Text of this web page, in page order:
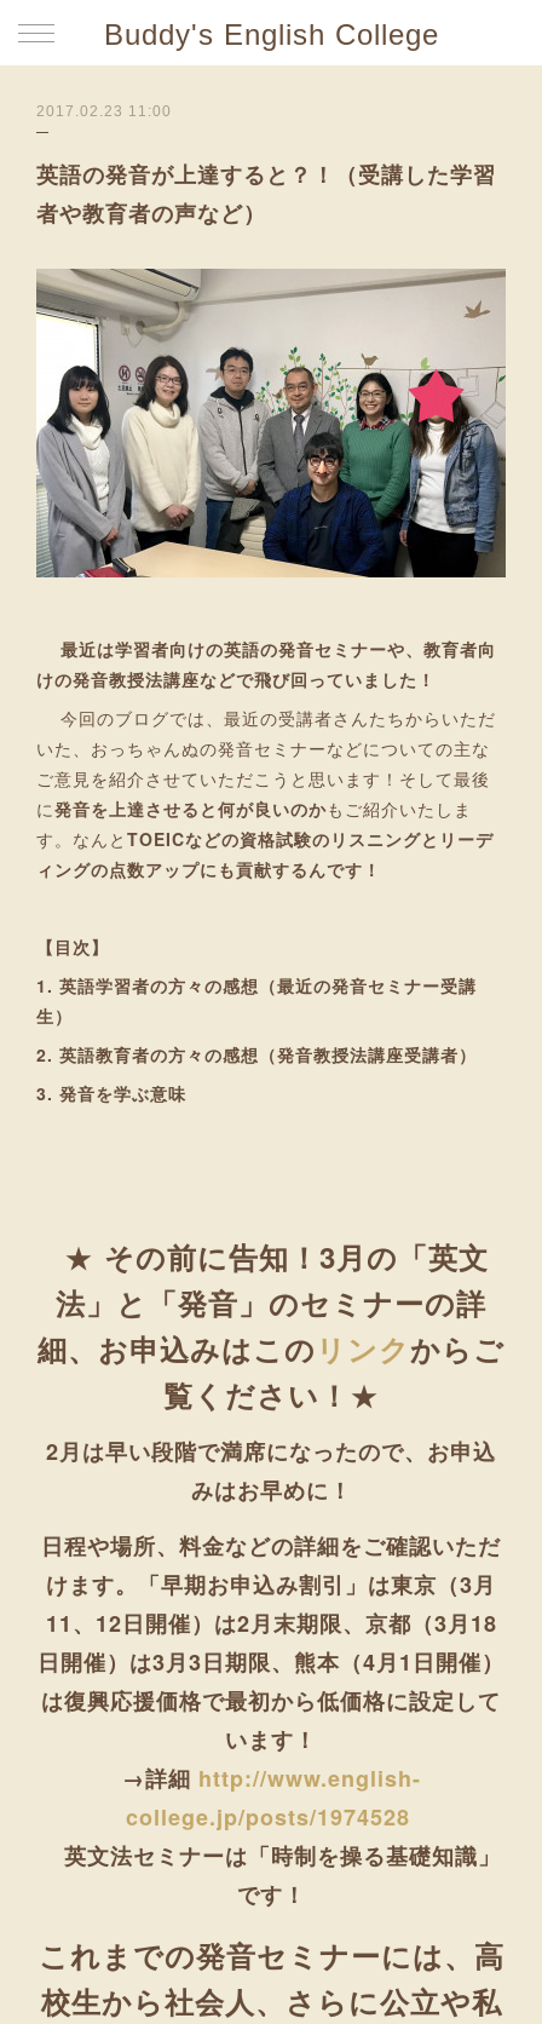
Buddy's English College
2017.02.23 11:00
英語の発音が上達すると？！（受講した学習
者や教育者の声など）
最近は学習者向けの英語の発音セミナーや、教育者向
けの発音教授法講座などで飛び回っていました！
今回のブログでは、最近の受講者さんたちからいただ
いた、おっちゃんぬの発音セミナーなどについての主な
ご意見を紹介させていただこうと思います！そして最後
に発音を上達させると何が良いのかもご紹介いたしま
す。なんと TOEICなどの資格試験のリスニングとリーデ
ィングの点数アップにも貢献するんです！
【目次】
1. 英語学習者の方々の感想（最近の発音セミナー受講
生）
2. 英語教育者の方々の感想（発音教授法講座受講者）
3. 発音を学ぶ意味
★ その前に告知！3月の「英文
法」と「発音」のセミナーの詳
細、お申込みはこの リンクからご
覧ください！ ★
2月は早い段階で満席になったので、お申込
みはお早めに！
日程や場所、料金などの詳細をご確認いただ
けます。「早期お申込み割引」は東京（3月
11、12日開催）は2月末期限、 京都（3月18
日開催）は3月3日期限、 熊本（4月1日開催）
は復興応援価格で最初から低価格に設定して
います！
→詳細 http://www.english-
college.jp/posts/1974528
英文法セミナーは「時制を操る基礎知識」
です！
これまでの発音セミナーには、高
校生から社会人、さらに公立や私